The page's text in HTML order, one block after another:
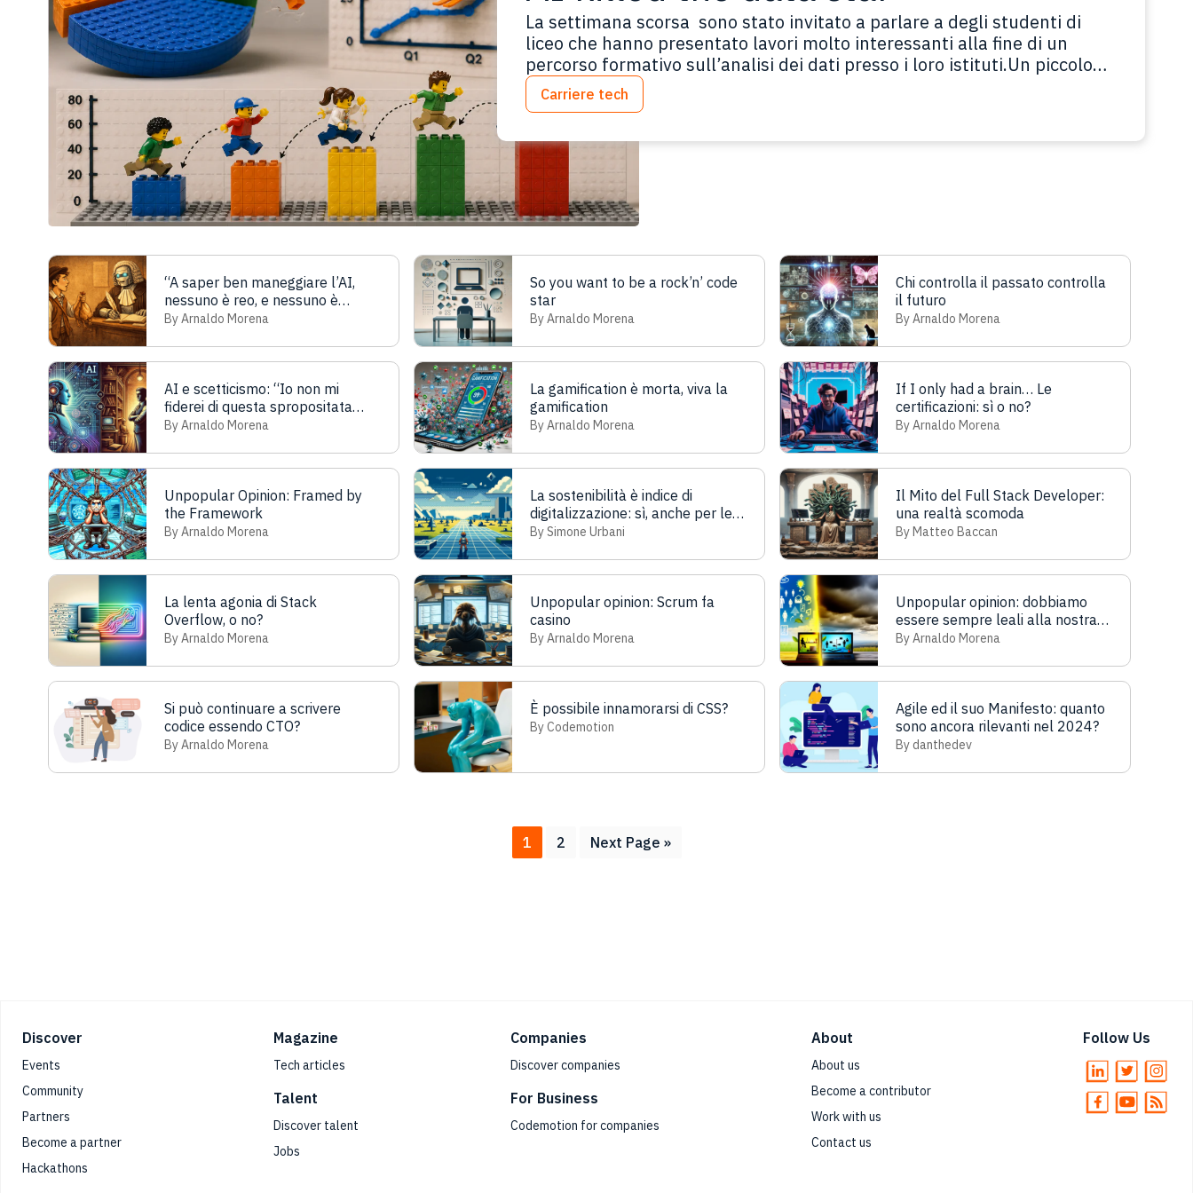
La settimana scorsa sono stato invitato a parlare a degli studenti di
liceo che hanno presentato lavori molto interessanti alla fine di un
percorso formativo sull’analisi dei dati presso i loro istituti.Un piccolo
intervento che in questi anni ho sempre fatto con piacere per dire che
faccio un lavoro fico e aiuto le persone a…
Carriere tech
“A saper ben maneggiare l’AI,
nessuno è reo, e nessuno è
innocente”
By Arnaldo Morena
So you want to be a rock’n’ code
star
By Arnaldo Morena
Chi controlla il passato controlla
il futuro
By Arnaldo Morena
AI e scetticismo: “Io non mi
fiderei di questa spropositata
massa di microcircuiti più di
By Arnaldo Morena
La gamification è morta, viva la
gamification
By Arnaldo Morena
If I only had a brain… Le
certificazioni: sì o no?
By Arnaldo Morena
Unpopular Opinion: Framed by
the Framework
By Arnaldo Morena
La sostenibilità è indice di
digitalizzazione: sì, anche per le
aziende
By Simone Urbani
Il Mito del Full Stack Developer:
una realtà scomoda
By Matteo Baccan
La lenta agonia di Stack
Overflow, o no?
By Arnaldo Morena
Unpopular opinion: Scrum fa
casino
By Arnaldo Morena
Unpopular opinion: dobbiamo
essere sempre leali alla nostra
azienda?
By Arnaldo Morena
Si può continuare a scrivere
codice essendo CTO?
By Arnaldo Morena
È possibile innamorarsi di CSS?
By Codemotion
Agile ed il suo Manifesto: quanto
sono ancora rilevanti nel 2024?
By danthedev
Page
1 Page
2
Go
Next Page »
Footer
Discover
Events
Community
Partners
Become a partner
Hackathons
Magazine
Tech articles
Talent
Discover talent
Jobs
Companies
Discover companies
For Business
Codemotion for companies
About
About us
Become a contributor
Work with us
Contact us
Follow Us